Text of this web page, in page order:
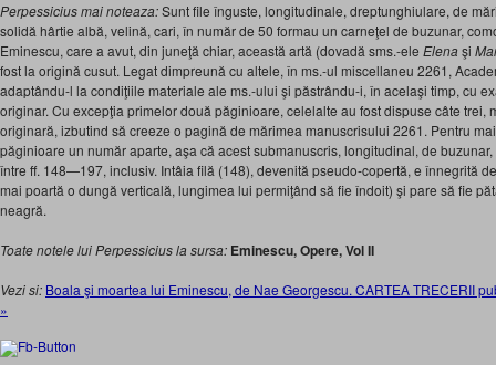
Perpessicius mai noteaza:Sunt file înguste, longitudinale, dreptunghiulare, de
solidă hârtie albă, velină, cari, în număr de 50 formau un carneţel de buzunar,
Eminescu, care a avut, din juneţă chiar, această artă (dovadă sms.-ele Elenaşi
fost la origină cusut. Legat dimpreună cu altele, în ms.-ul miscellaneu 2261,
adaptându-l la condiţiile materiale ale ms.-ului şi păstrându-i, în acelaşi timp, cu
originar. Cu excepţia primelor două păginioare, celelalte au fost dispuse câte trei,
originară, izbutind să creeze o pagină de mărimea manuscrisului 2261. Pentru
păginioare un număr aparte, aşa că acest submanuscris, longitudinal, de
între ff. 148—197, inclusiv. Intâia filă (148), devenită pseudo-copertă, e înnegrită
mai poartă o dungă verticală, lungimea lui permiţând să fie îndoit) şi pare să fie
neagră.
Toate notele luiPerpessiciusla sursa: Eminescu, Opere, Vol II
Vezi si: Boala şi moartea lui Eminescu, de Nae Georgescu. CARTEA TRECERII
»